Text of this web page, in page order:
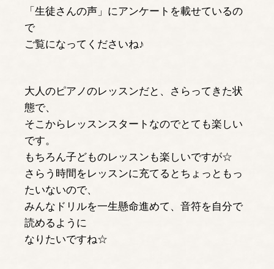
「生徒さんの声」にアンケートを載せているの
で
ご覧になってくださいね♪
大人のピアノのレッスンだと、さらってきた状
態で、
そこからレッスンスタートなのでとても楽しい
です。
もちろん子どものレッスンも楽しいですが☆
さらう時間をレッスンに充てるとちょっともっ
たいないので、
みんなドリルを一生懸命進めて、音符を自分で
読めるように
なりたいですね☆